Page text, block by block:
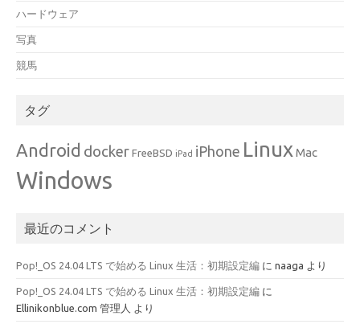
ハードウェア
写真
競馬
タグ
Android docker FreeBSD iPad iPhone Linux Mac
Windows
最近のコメント
Pop!_OS 24.04 LTS で始める Linux 生活：初期設定編 に naaga より
Pop!_OS 24.04 LTS で始める Linux 生活：初期設定編 に
Ellinikonblue.com 管理人
より